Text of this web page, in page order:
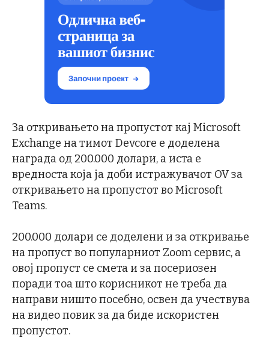
За откривањето на пропустот кај Microsoft
Exchange на тимот Devcore е доделена
награда од 200.000 долари, а иста е
вредноста која ја доби истражувачот OV за
откривањето на пропустот во Microsoft
Teams.
200.000 долари се доделени и за откривање
на пропуст во популарниот Zoom сервис, а
овој пропуст се смета и за посериозен
поради тоа што корисникот не треба да
направи ништо посебно, освен да учествува
на видео повик за да биде искористен
пропустот.